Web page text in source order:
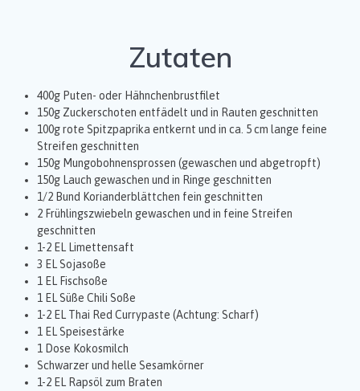
Zutaten
400g Puten- oder Hähnchenbrustfilet
150g Zuckerschoten entfädelt und in Rauten geschnitten
100g rote Spitzpaprika entkernt und in ca. 5 cm lange feine
Streifen geschnitten
150g Mungobohnensprossen (gewaschen und abgetropft)
150g Lauch gewaschen und in Ringe geschnitten
1/2 Bund Korianderblättchen fein geschnitten
2 Frühlingszwiebeln gewaschen und in feine Streifen
geschnitten
1-2 EL Limettensaft
3 EL Sojasoße
1 EL Fischsoße
1 EL Süße Chili Soße
1-2 EL Thai Red Currypaste (Achtung: Scharf)
1 EL Speisestärke
1 Dose Kokosmilch
Schwarzer und helle Sesamkörner
1-2 EL Rapsöl zum Braten